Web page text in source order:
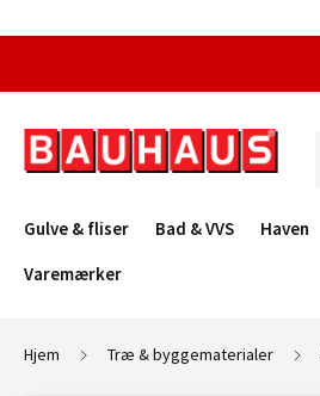
Gulve & fliser Bad & VVS Haven
Varemærker
Hjem Træ & byggematerialer